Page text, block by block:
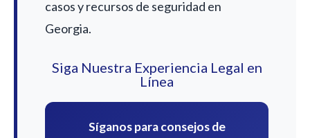
casos y recursos de seguridad en
Georgia.
Siga Nuestra Experiencia Legal en
Línea
Síganos para consejos de